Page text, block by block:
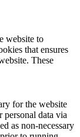
website to
that ensures
These
for the website
personal data via
as non-necessary